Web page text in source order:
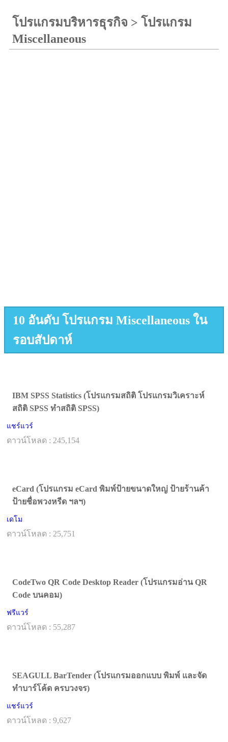
โปรแกรมบริหารธุรกิจ > โปรแกรม
Miscellaneous
10 อันดับ โปรแกรม Miscellaneous ใน
รอบสัปดาห์
IBM SPSS Statistics (โปรแกรมสถิติ โปรแกรมวิเคราะห์
สถิติ SPSS ทำสถิติ SPSS)
แชร์แวร์
ดาวน์โหลด : 245,154
eCard (โปรแกรม eCard พิมพ์ป้ายขนาดใหญ่ ป้ายร้านค้า
ป้ายชื่อพวงหรีด ฯลฯ)
เดโม
ดาวน์โหลด : 25,751
CodeTwo QR Code Desktop Reader (โปรแกรมอ่าน QR
Code บนคอม)
ฟรีแวร์
ดาวน์โหลด : 55,287
SEAGULL BarTender (โปรแกรมออกแบบ พิมพ์ และจัด
ทำบาร์โค้ด ครบวงจร)
แชร์แวร์
ดาวน์โหลด : 9,627